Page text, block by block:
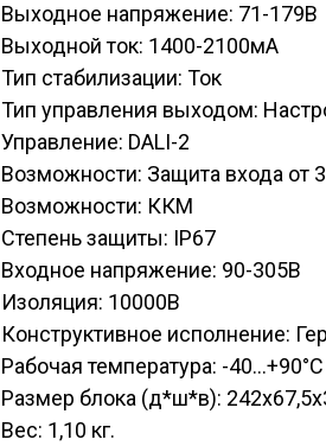
Выходное напряжение: 71-179В
Выходной ток: 1400-2100мА
Тип стабилизации: Ток
Тип управления выходом:
Управление: DALI-2
Возможности: Защита входа от
Возможности: ККМ
Степень защиты: IP67
Входное напряжение: 90-305В
Изоляция: 10000В
Конструктивное исполнение:
Рабочая температура: -40...+90°C
Размер блока (д*ш*в):
Вес: 1,10 кг.